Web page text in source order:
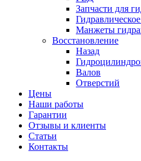
Запчасти для
Манжеты
Восстановление
Назад
Валов
Отверстий
Цены
Наши работы
Гарантии
Отзывы и клиенты
Статьи
Контакты